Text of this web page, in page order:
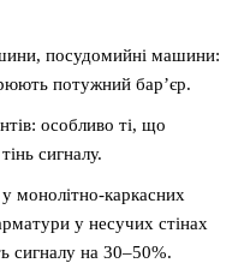
посудомийні машини:
потужний бар’єр.
особливо ті, що
сигналу.
монолітно-каркасних
у несучих стінах
сигналу на 30–50%.